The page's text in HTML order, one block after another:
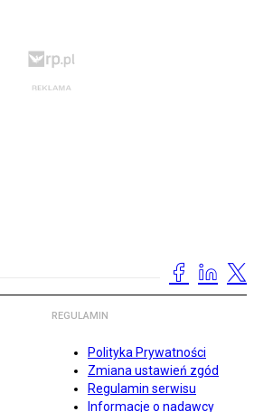
REGULAMIN
Polityka Prywatności
Zmiana ustawień zgód
Regulamin serwisu
Informacje o nadawcy